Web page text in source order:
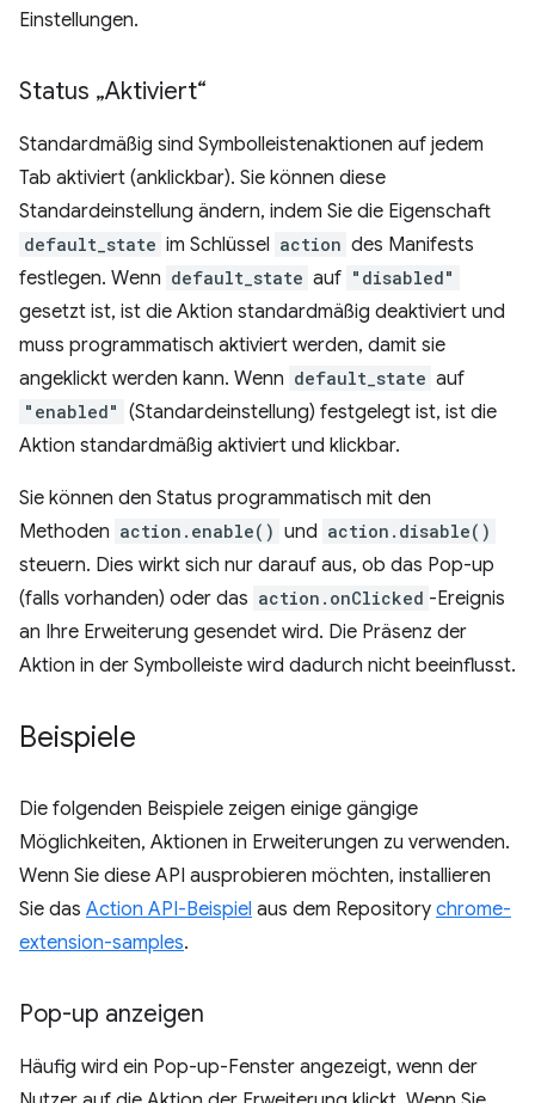
Einstellungen.
Status „Aktiviert“
Standardmäßig sind Symbolleistenaktionen auf jedem
Tab aktiviert (anklickbar). Sie können diese
Standardeinstellung ändern, indem Sie die Eigenschaft
default_state im Schlüssel action des Manifests
festlegen. Wenn default_state auf "disabled"
gesetzt ist, ist die Aktion standardmäßig deaktiviert und
muss programmatisch aktiviert werden, damit sie
angeklickt werden kann. Wenn default_state auf
"enabled" (Standardeinstellung) festgelegt ist, ist die
Aktion standardmäßig aktiviert und klickbar.
Sie können den Status programmatisch mit den
Methoden action.enable() und action.disable()
steuern. Dies wirkt sich nur darauf aus, ob das Pop-up
(falls vorhanden) oder das action.onClicked -Ereignis
an Ihre Erweiterung gesendet wird. Die Präsenz der
Aktion in der Symbolleiste wird dadurch nicht beeinflusst.
Beispiele
Die folgenden Beispiele zeigen einige gängige
Möglichkeiten, Aktionen in Erweiterungen zu verwenden.
Wenn Sie diese API ausprobieren möchten, installieren
Sie das Action API-Beispiel aus dem Repository chrome-
extension-samples.
Pop-up anzeigen
Häufig wird ein Pop-up-Fenster angezeigt, wenn der